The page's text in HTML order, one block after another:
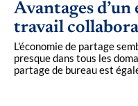
Avantages
travail
L'économie de partage
presque dans tous les
partage de bureau est